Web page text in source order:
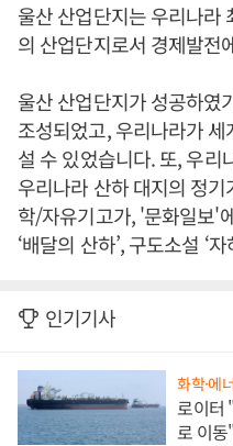
울산 산업단지는 우리나라
의 산업단지로서 경제발전
울산 산업단지가 성공하였
조성되었고, 우리나라가
설 수 있었습니다. 또, 우리
우리나라 산하 대지의 정
학/자유기고가, '문화일보'
‘배달의 산하’, 구도소설 ‘
인기기사
화학·에
로이터
로 이